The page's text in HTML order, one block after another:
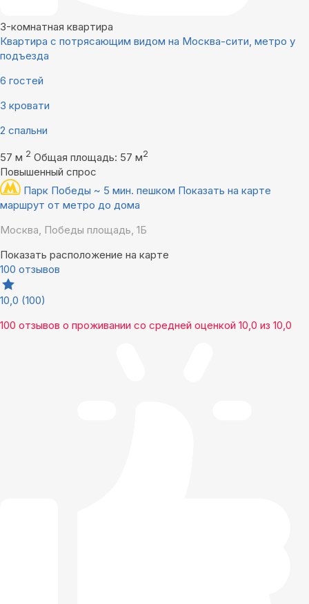
3-комнатная квартира
Квартира с потрясающим видом на Москва-сити, метро у
подъезда
6 гостей
3 кровати
2 спальни
57 м 2 Общая площадь: 57 м2
Повышенный спрос
Парк Победы ~ 5 мин. пешком Показать на карте
маршрут от метро до дома
Москва, Победы площадь, 1Б
Показать расположение на карте
100 отзывов
10,0 (100)
100 отзывов о проживании со средней оценкой 10,0 из 10,0